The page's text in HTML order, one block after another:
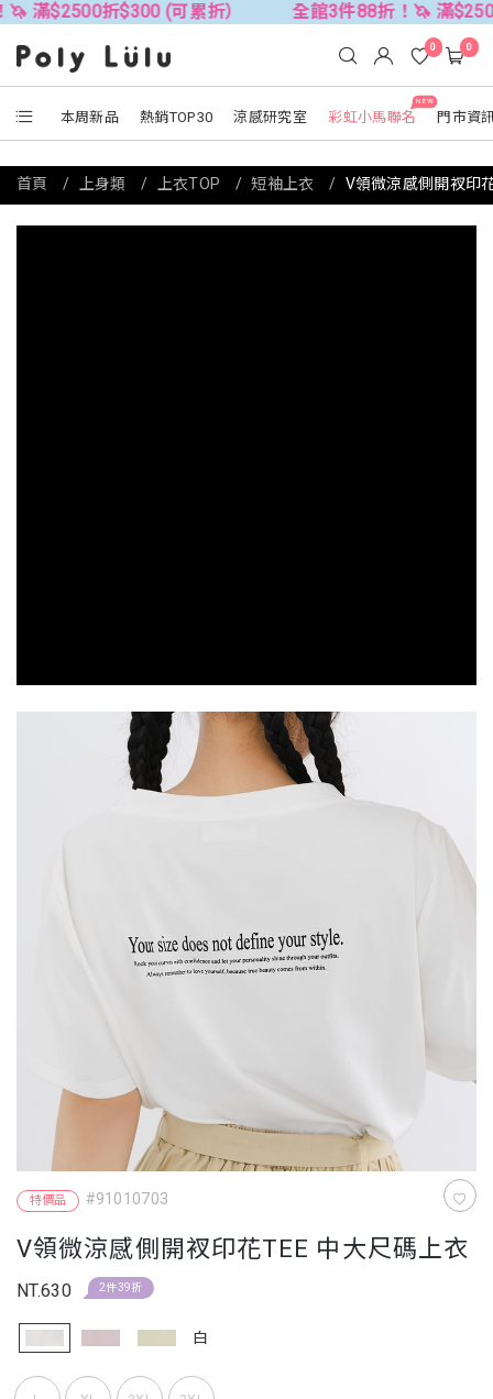
折$300 (可累折） 全館3件88折！🦄 滿$2500折
本周新品 熱銷TOP30 涼感研究室
NEW
彩虹小馬聯名 門市資
0 0
特價品 #91010703
V領微涼感側開衩印花TEE 中大尺碼上衣
NT.630 2件39折
白
首頁 上身類 上衣TOP 短袖上衣 V領微涼感側開衩印